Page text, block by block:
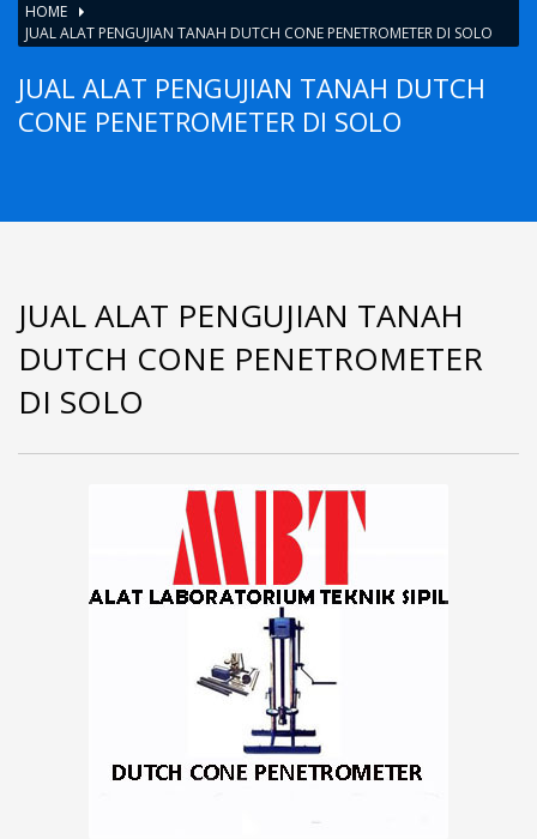
HOME
JUAL ALAT PENGUJIAN TANAH DUTCH CONE PENETROMETER DI SOLO
JUAL ALAT PENGUJIAN TANAH DUTCH
CONE PENETROMETER DI SOLO
JUAL ALAT PENGUJIAN TANAH
DUTCH CONE PENETROMETER
DI SOLO